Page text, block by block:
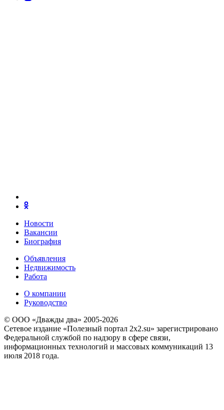
Новости
Вакансии
Биография
Объявления
Недвижимость
Работа
О компании
Руководство
© ООО «Дважды два» 2005-2026
Сетевое издание «Полезный портал 2x2.su» зарегистрировано
Федеральной службой по надзору в сфере связи,
информационных технологий и массовых коммуникаций 13
июля 2018 года.